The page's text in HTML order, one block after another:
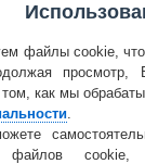
колеблется
около
между 11 и
тем выше
выше при
может быть
образом,
файлы cookie,
просмотр,
как мы
.
файлов cookie,